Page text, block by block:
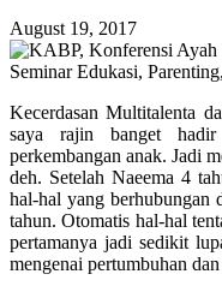
August 19, 2017
Kecerdasan Multitalenta
saya rajin banget hadir
perkembangan anak. Jadi
deh. Setelah Naeema 4
hal-hal yang berhubungan
tahun. Otomatis hal-hal
pertamanya jadi sedikit
mengenai pertumbuhan